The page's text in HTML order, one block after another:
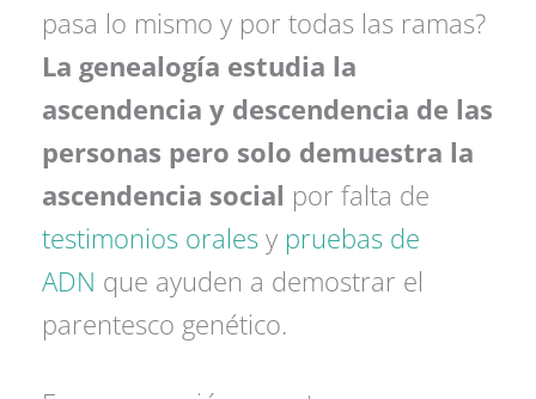
pasa lo mismo y por todas las ramas?
La genealogía estudia la
ascendencia y descendencia de las
personas pero solo demuestra la
ascendencia social por falta de
testimonios orales y pruebas de
ADN que ayuden a demostrar el
parentesco genético.